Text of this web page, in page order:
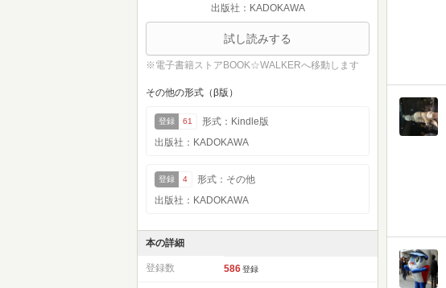
出版社：KADOKAWA
試し読みする
※電子書籍ストアBOOK☆WALKERへ移動します
その他の形式（β版）
登録 61
形式：Kindle版
出版社：KADOKAWA
登録 4
形式：その他
出版社：KADOKAWA
本の詳細
登録数 586 登録